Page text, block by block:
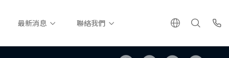
最新消息 聯絡我們